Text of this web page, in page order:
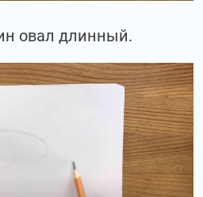
овал длинный.